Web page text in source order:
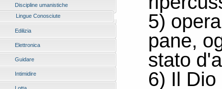
Discipline umanistiche
Lingue Conosciute
Edilizia
Elettronica
Guidare
Intimidire
5)
pane,
stato
6) Il